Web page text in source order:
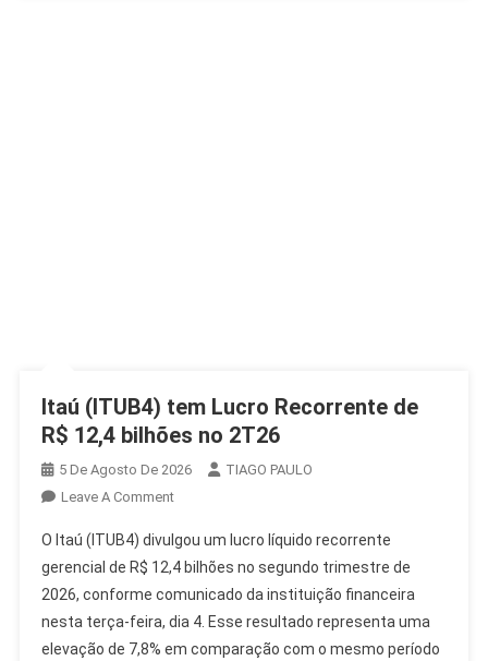
Itaú (ITUB4) tem Lucro Recorrente de
R$ 12,4 bilhões no 2T26
5 De Agosto De 2026
TIAGO PAULO
Leave A CommentOn
(ITUB4)
Tem
Lucro
Recorrente
De
O Itaú (ITUB4) divulgou um lucro líquido recorrente
gerencial de R$ 12,4 bilhões no segundo trimestre de
2026, conforme comunicado da instituição financeira
nesta terça-feira, dia 4. Esse resultado representa uma
elevação de 7,8% em comparação com o mesmo período